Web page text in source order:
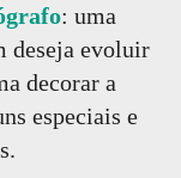
: uma
deseja evoluir
decorar a
especiais e